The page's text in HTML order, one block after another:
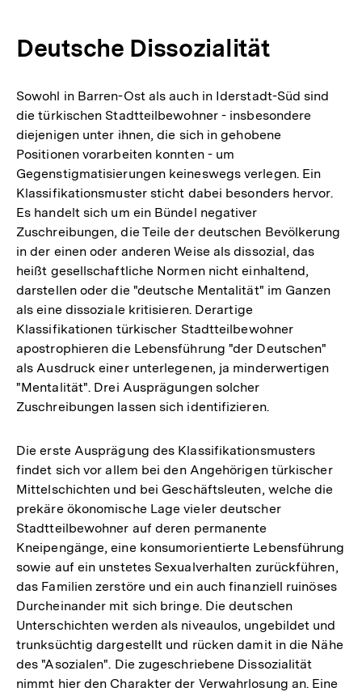
Deutsche Dissozialität
Sowohl in Barren-Ost als auch in Iderstadt-Süd sind
die türkischen Stadtteilbewohner - insbesondere
diejenigen unter ihnen, die sich in gehobene
Positionen vorarbeiten konnten - um
Gegenstigmatisierungen keineswegs verlegen. Ein
Klassifikationsmuster sticht dabei besonders hervor.
Es handelt sich um ein Bündel negativer
Zuschreibungen, die Teile der deutschen Bevölkerung
in der einen oder anderen Weise als dissozial, das
heißt gesellschaftliche Normen nicht einhaltend,
darstellen oder die "deutsche Mentalität" im Ganzen
als eine dissoziale kritisieren. Derartige
Klassifikationen türkischer Stadtteilbewohner
apostrophieren die Lebensführung "der Deutschen"
als Ausdruck einer unterlegenen, ja minderwertigen
"Mentalität". Drei Ausprägungen solcher
Zuschreibungen lassen sich identifizieren.
Die erste Ausprägung des Klassifikationsmusters
findet sich vor allem bei den Angehörigen türkischer
Mittelschichten und bei Geschäftsleuten, welche die
prekäre ökonomische Lage vieler deutscher
Stadtteilbewohner auf deren permanente
Kneipengänge, eine konsumorientierte Lebensführung
sowie auf ein unstetes Sexualverhalten zurückführen,
das Familien zerstöre und ein auch finanziell ruinöses
Durcheinander mit sich bringe. Die deutschen
Unterschichten werden als niveaulos, ungebildet und
trunksüchtig dargestellt und rücken damit in die Nähe
des "Asozialen". Die zugeschriebene Dissozialität
nimmt hier den Charakter der Verwahrlosung an. Eine